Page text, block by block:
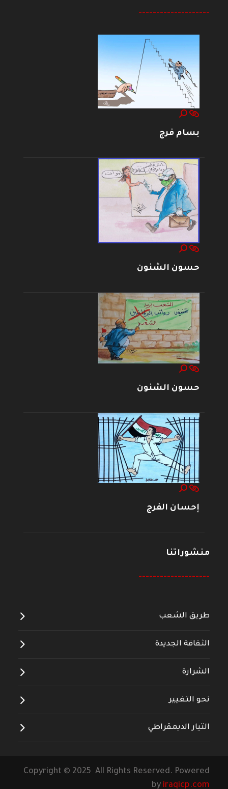
--------------------
بسام فرج
حسون الشنون
حسون الشنون
إحسان الفرج
منشوراتنا
--------------------
طريق الشعب
الثقافة الجديدة
الشرارة
نحو التغيير
التيار الديمقراطي
Copyright © 2025 All Rights Reserved. Powered
by iraqicp.com